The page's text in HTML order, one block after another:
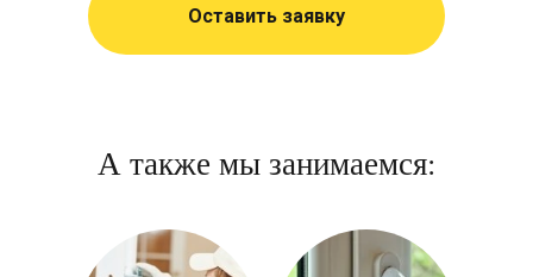
Оставить заявку
А также мы занимаемся: